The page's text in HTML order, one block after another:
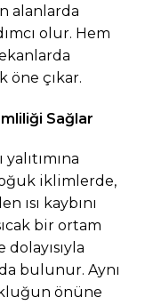
alanlarda
olur. Hem
öne çıkar.
Sağlar
iklimlerde,
ısı kaybını
bir ortam
bulunur. Aynı
önüne